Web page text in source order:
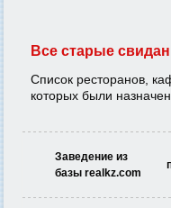
Все старые
Список ресторанов,
которых были
Заведение из
базы realkz.com